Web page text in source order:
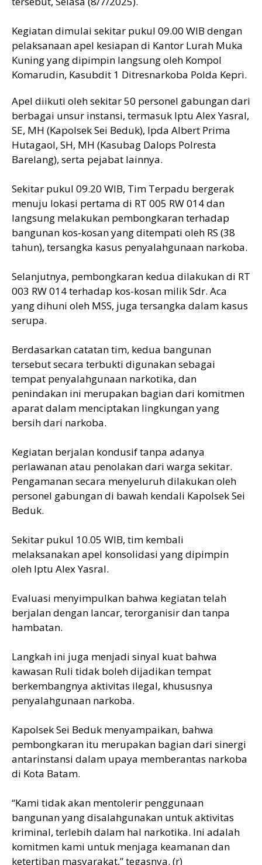
Kegiatan dimulai sekitar pukul 09.00 WIB dengan
pelaksanaan apel kesiapan di Kantor Lurah Muka
Kuning yang dipimpin langsung oleh Kompol
Komarudin, Kasubdit 1 Ditresnarkoba Polda Kepri.
Apel diikuti oleh sekitar 50 personel gabungan dari
berbagai unsur instansi, termasuk Iptu Alex Yasral,
SE, MH (Kapolsek Sei Beduk), Ipda Albert Prima
Hutagaol, SH, MH (Kasubag Dalops Polresta
Barelang), serta pejabat lainnya.
Sekitar pukul 09.20 WIB, Tim Terpadu bergerak
menuju lokasi pertama di RT 005 RW 014 dan
langsung melakukan pembongkaran terhadap
bangunan kos-kosan yang ditempati oleh RS (38
tahun), tersangka kasus penyalahgunaan narkoba.
Selanjutnya, pembongkaran kedua dilakukan di RT
003 RW 014 terhadap kos-kosan milik Sdr. Aca
yang dihuni oleh MSS, juga tersangka dalam kasus
serupa.
Berdasarkan catatan tim, kedua bangunan
tersebut secara terbukti digunakan sebagai
tempat penyalahgunaan narkotika, dan
penindakan ini merupakan bagian dari komitmen
aparat dalam menciptakan lingkungan yang
bersih dari narkoba.
Kegiatan berjalan kondusif tanpa adanya
perlawanan atau penolakan dari warga sekitar.
Pengamanan secara menyeluruh dilakukan oleh
personel gabungan di bawah kendali Kapolsek Sei
Beduk.
Sekitar pukul 10.05 WIB, tim kembali
melaksanakan apel konsolidasi yang dipimpin
oleh Iptu Alex Yasral.
Evaluasi menyimpulkan bahwa kegiatan telah
berjalan dengan lancar, terorganisir dan tanpa
hambatan.
Langkah ini juga menjadi sinyal kuat bahwa
kawasan Ruli tidak boleh dijadikan tempat
berkembangnya aktivitas ilegal, khususnya
penyalahgunaan narkoba.
Kapolsek Sei Beduk menyampaikan, bahwa
pembongkaran itu merupakan bagian dari sinergi
antarinstansi dalam upaya memberantas narkoba
di Kota Batam.
“Kami tidak akan mentolerir penggunaan
bangunan yang disalahgunakan untuk aktivitas
kriminal, terlebih dalam hal narkotika. Ini adalah
komitmen kami untuk menjaga keamanan dan
ketertiban masyarakat,” tegasnya. (r)